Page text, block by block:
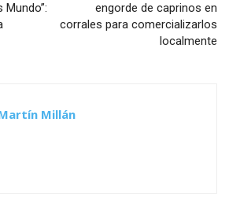
engorde de caprinos en
corrales para comercializarlos
localmente
Millán